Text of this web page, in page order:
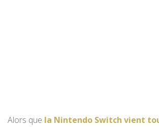
Alors que la Nintendo Switch vient